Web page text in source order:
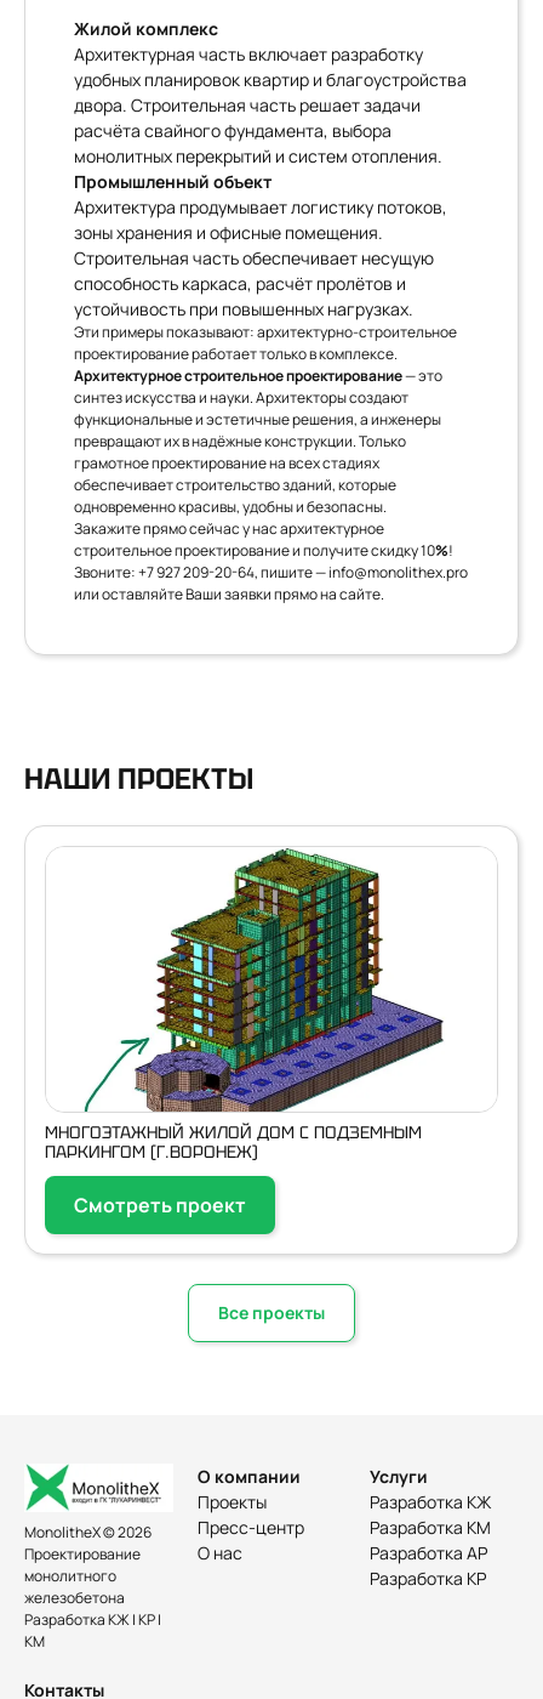
Жилой комплекс
Архитектурная часть включает разработку
удобных планировок квартир и благоустройства
двора. Строительная часть решает задачи
расчёта свайного фундамента, выбора
монолитных перекрытий и систем отопления.
Промышленный объект
Архитектура продумывает логистику потоков,
зоны хранения и офисные помещения.
Строительная часть обеспечивает несущую
способность каркаса, расчёт пролётов и
устойчивость при повышенных нагрузках.
Эти примеры показывают: архитектурно-строительное
проектирование работает только в комплексе.
Архитектурное строительное проектирование— это
синтез искусства и науки. Архитекторы создают
функциональные и эстетичные решения, а инженеры
превращают их в надёжные конструкции. Только
грамотное проектирование на всех стадиях
обеспечивает строительство зданий, которые
одновременно красивы, удобны и безопасны.
Закажите прямо сейчас у нас архитектурное
строительное проектирование и получите скидку 10%!
Звоните:+7 927 209-20-64, пишите —info@monolithex.pro
или оставляйте Ваши заявки прямо на сайте.
НАШИ ПРОЕКТЫ
МНОГОЭТАЖНЫЙ ЖИЛОЙ ДОМ С ПОДЗЕМНЫМ
ПАРКИНГОМ (Г.ВОРОНЕЖ)
Смотреть проект
Все проекты
MonolitheX © 2026
Проектирование
монолитного
железобетона
Разработка КЖ | КР |
КМ
О компании
Проекты
Пресс-центр
О нас
Услуги
Разработка КЖ
Разработка КМ
Разработка АР
Разработка КР
Контакты